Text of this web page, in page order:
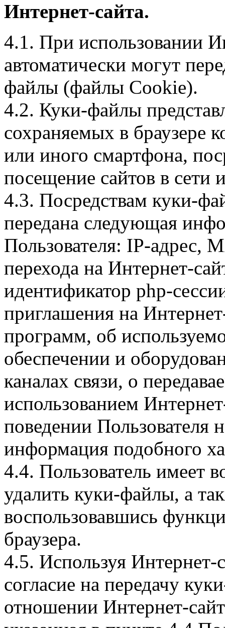
Интернет-сайта.
4.1. При использовании
автоматически могут
файлы (файлы Cookie).
4.2. Куки-файлы
сохраняемых в браузере
или иного смартфона,
посещение сайтов в сети
4.3. Посредствам куки-
передана следующая
Пользователя: IP-адрес,
перехода на Интернет-
идентификатор php-
приглашения на
программ, об
обеспечении и
каналах связи, о
использованием
поведении Пользователя
информация подобного
4.4. Пользователь имеет
удалить куки-файлы, а
воспользовавшись
браузера.
4.5. Используя Интернет-
согласие на передачу
отношении Интернет-